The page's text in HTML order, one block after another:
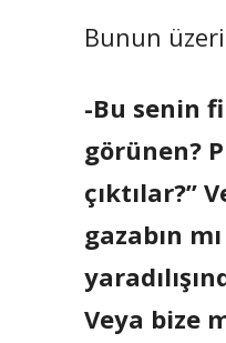
Bunun
-Bu senin
görünen?
çıktılar?”
gazabın
Veya bize